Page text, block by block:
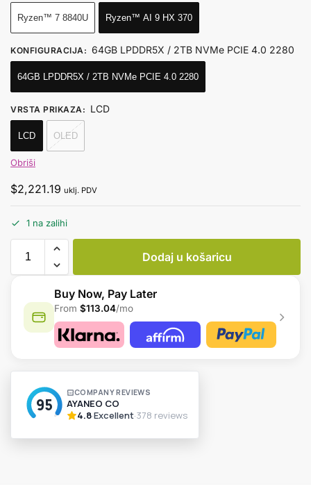
Ryzen™ 7 8840U Ryzen™ AI 9 HX 370
KONFIGURACIJA : 64GB LPDDR5X / 2TB NVMe PCIE 4.0 2280
64GB LPDDR5X / 2TB NVMe PCIE 4.0 2280
VRSTA PRIKAZA : LCD
LCD OLED
Obriši
$2,221.19 uklj. PDV
1 na zalihi
Dodaj u košaricu
Buy Now, Pay Later
From $113.04/mo